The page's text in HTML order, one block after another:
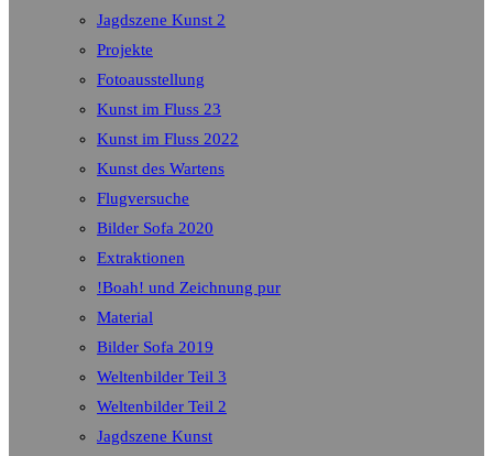
Jagdszene Kunst 2
Projekte
Fotoausstellung
Kunst im Fluss 23
Kunst im Fluss 2022
Kunst des Wartens
Flugversuche
Bilder Sofa 2020
Extraktionen
!Boah! und Zeichnung pur
Material
Bilder Sofa 2019
Weltenbilder Teil 3
Weltenbilder Teil 2
Jagdszene Kunst